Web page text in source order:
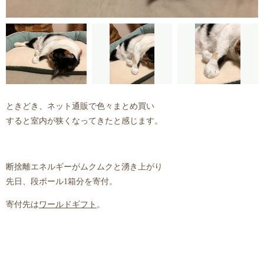
ときどき、ネット通販で色々まとめ買い
すると室内が狭くなってきたと感じます。
断捨離エネルギーがムクムクと湧き上がり
先日、段ボール1箱分を寄付。
寄付先は ワールドギフト 。